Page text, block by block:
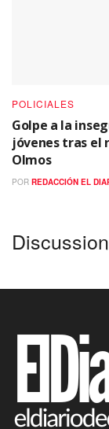
POLICIALES
Golpe a la
jóvenes tras el
Olmos
POR REDACCIÓN EL